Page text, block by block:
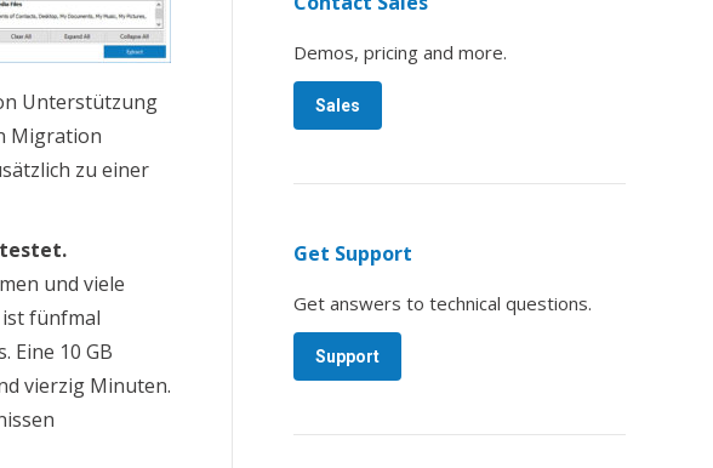
Unterstützung
Migration
zu einer
und viele
fünfmal
Eine 10 GB
vierzig Minuten.
Demos, pricing and more.
Sales
Get Support
Get answers to technical questions.
Support